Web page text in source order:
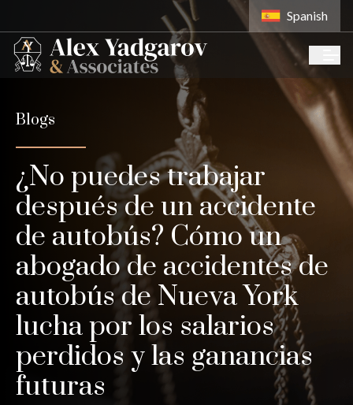
Spanish
Blogs
¿No puedes trabajar
después de un accidente
de autobús? Cómo un
abogado de accidentes de
autobús de Nueva York
lucha por los salarios
perdidos y las ganancias
futuras